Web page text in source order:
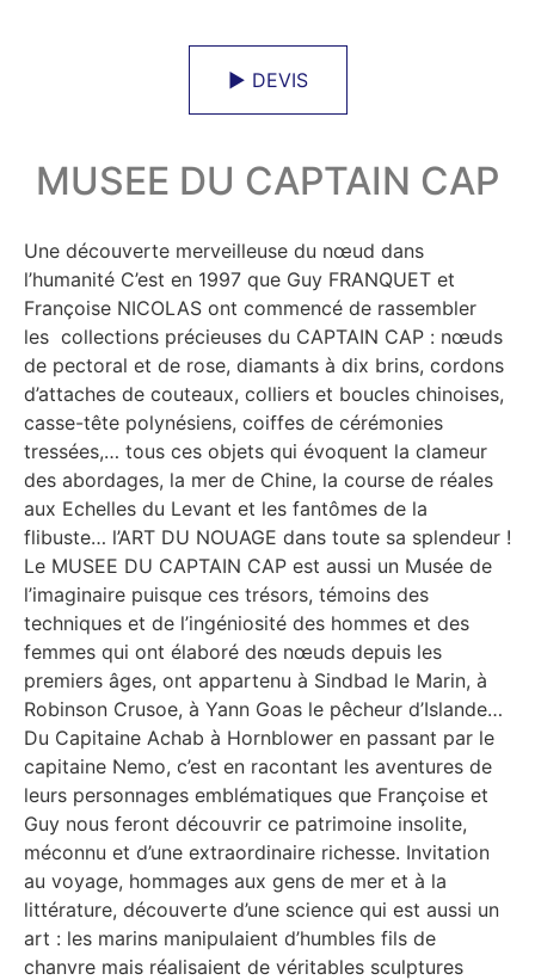
► DEVIS
MUSEE DU CAPTAIN CAP
Une découverte merveilleuse du nœud dans
l’humanité C’est en 1997 que Guy FRANQUET et
Françoise NICOLAS ont commencé de rassembler
les collections précieuses du CAPTAIN CAP : nœuds
de pectoral et de rose, diamants à dix brins, cordons
d’attaches de couteaux, colliers et boucles chinoises,
casse-tête polynésiens, coiffes de cérémonies
tressées,… tous ces objets qui évoquent la clameur
des abordages, la mer de Chine, la course de réales
aux Echelles du Levant et les fantômes de la
flibuste… l’ART DU NOUAGE dans toute sa splendeur !
Le MUSEE DU CAPTAIN CAP est aussi un Musée de
l’imaginaire puisque ces trésors, témoins des
techniques et de l’ingéniosité des hommes et des
femmes qui ont élaboré des nœuds depuis les
premiers âges, ont appartenu à Sindbad le Marin, à
Robinson Crusoe, à Yann Goas le pêcheur d’Islande…
Du Capitaine Achab à Hornblower en passant par le
capitaine Nemo, c’est en racontant les aventures de
leurs personnages emblématiques que Françoise et
Guy nous feront découvrir ce patrimoine insolite,
méconnu et d’une extraordinaire richesse. Invitation
au voyage, hommages aux gens de mer et à la
littérature, découverte d’une science qui est aussi un
art : les marins manipulaient d’humbles fils de
chanvre mais réalisaient de véritables sculptures